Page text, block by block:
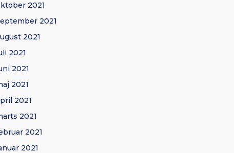
2021
2021
2021
2021
2021
2021
2021
2021
2021
2021